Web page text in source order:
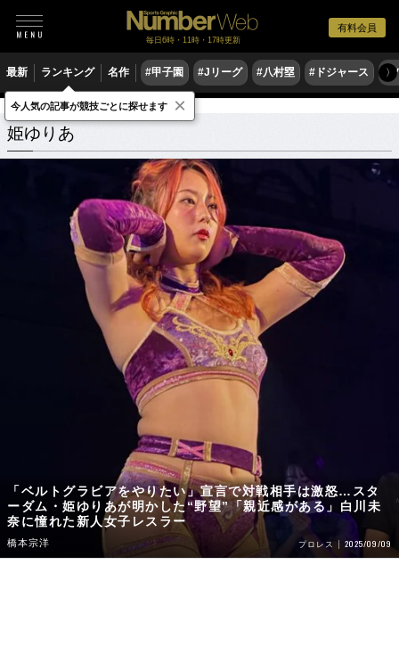
有料会員
毎日6時・11時・17時更新
最新 ランキング 名作 #甲子園 #Jリーグ #八村塁 #ドジャース #
〉
姫ゆりあ 関連記事
姫ゆりあ
「ベルトグラビアをやりたい」宣言で対戦相手は激怒…スタ
ーダム・姫ゆりあが明かした“野望”「親近感がある」白川未
奈に憧れた新人女子レスラー
橋本宗洋 プロレス 2025/09/09
今人気の記事が競技ごとに探せます ×